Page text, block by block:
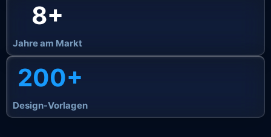
8+
Jahre am Markt
200+
Design-Vorlagen